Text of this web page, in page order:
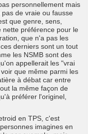
personnellement mais
de vraie ou fausse
que genre, sens,
nette préférence pour le
que n'a pas les
derniers sont un tout
les NSMB sont des
appellerait les "vrai
que même parmi les
à débat car entre
la même façon de
préférer l'originel,
en TPS, c'est
imagines en